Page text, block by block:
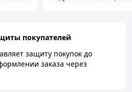
покупателей
защиту покупок до
заказа через